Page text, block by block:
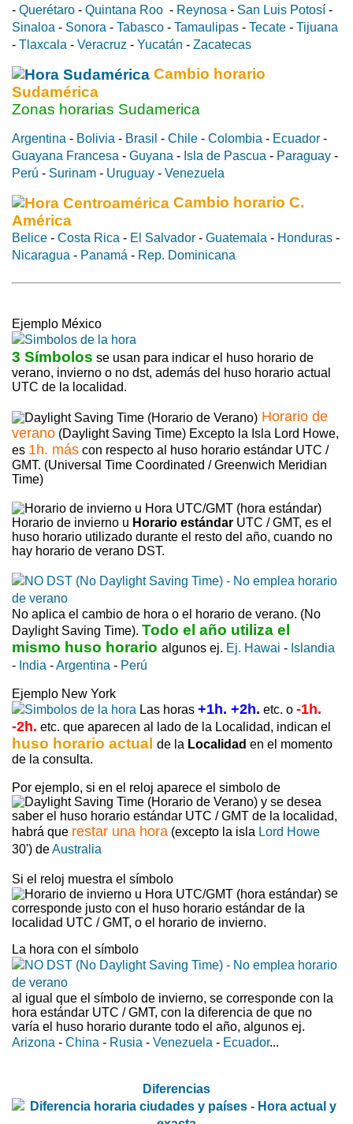
- Querétaro - Quintana Roo - Reynosa - San Luis Potosí -
Sinaloa - Sonora - Tabasco - Tamaulipas - Tecate - Tijuana
- Tlaxcala - Veracruz - Yucatán - Zacatecas
Cambio horario
Sudamérica
Zonas horarias Sudamerica
Argentina - Bolivia - Brasil - Chile - Colombia - Ecuador -
Guayana Francesa - Guyana - Isla de Pascua - Paraguay -
Perú - Surinam - Uruguay - Venezuela
Cambio horario C.
América
Belice - Costa Rica - El Salvador - Guatemala - Honduras -
Nicaragua - Panamá - Rep. Dominicana
Ejemplo México
3 Símbolos se usan para indicar el huso horario de
verano, invierno o no dst, además del huso horario actual
UTC de la localidad.
Horario de
verano (Daylight Saving Time) Excepto la Isla Lord Howe,
es 1h. más con respecto al huso horario estándar UTC /
GMT. (Universal Time Coordinated / Greenwich Meridian
Time)
Horario de invierno u Horario estándar UTC / GMT, es el
huso horario utilizado durante el resto del año, cuando no
hay horario de verano DST.
No aplica el cambio de hora o el horario de verano. (No
Daylight Saving Time). Todo el año utiliza el
mismo huso horario algunos ej. Ej. Hawai - Islandia
- India -Argentina - Perú
Ejemplo New York
Las horas +1h. +2h. etc. o -1h.
-2h. etc. que aparecen al lado de la Localidad, indican el
huso horario actual de la Localidad en el momento
de la consulta.
Por ejemplo, si en el reloj aparece el simbolo de
y se desea
saber el huso horario estándar UTC / GMT de la localidad,
habrá que restar una hora (excepto la isla Lord Howe
30') deAustralia
Si el reloj muestra el símbolo
se
corresponde justo con el huso horario estándar de la
localidad UTC / GMT, o el horario de invierno.
La hora con el símbolo
al igual que el símbolo de invierno, se corresponde con la
hora estándar UTC / GMT, con la diferencia de que no
varía el huso horario durante todo el año, algunos ej.
Arizona - China - Rusia - Venezuela - Ecuador...
Diferencias